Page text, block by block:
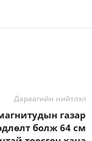
Дараагийн нийтлэл
газар
болж 64 см